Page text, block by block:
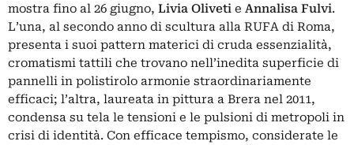
mostra fino al 26 giugno, Livia Oliveti e Annalisa Fulvi.
L’una, al secondo anno di scultura alla RUFA di Roma,
presenta i suoi pattern materici di cruda essenzialità,
cromatismi tattili che trovano nell’inedita superficie di
pannelli in polistirolo armonie straordinariamente
efficaci; l’altra, laureata in pittura a Brera nel 2011,
condensa su tela le tensioni e le pulsioni di metropoli in
crisi di identità. Con efficace tempismo, considerate le